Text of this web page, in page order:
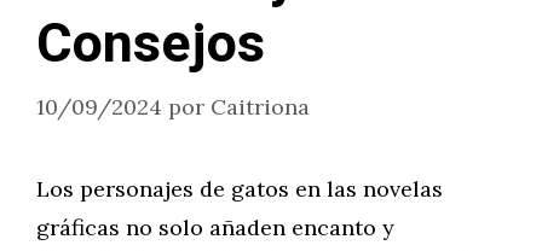
Consejos
10/09/2024 por Caitriona
Los personajes de gatos en las novelas
gráficas no solo añaden encanto y